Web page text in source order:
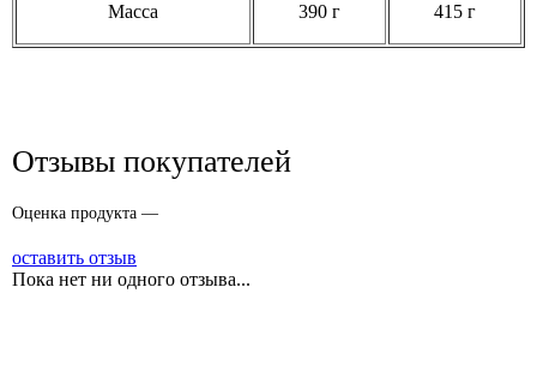
Масса 390 г 415 г
Отзывы покупателей
Оценка продукта —
оставить отзыв
Пока нет ни одного отзыва...